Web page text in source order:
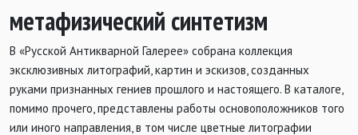
метафизический синтетизм
В «Русской Антикварной Галерее» собрана коллекция
эксклюзивных литографий, картин и эскизов, созданных
руками признанных гениев прошлого и настоящего. В каталоге,
помимо прочего, представлены работы основоположников того
или иного направления, в том числе цветные литографии